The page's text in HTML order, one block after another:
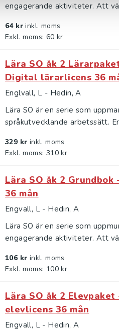
engagerande aktiviteter. Att
64 krinkl. moms
Exkl. moms: 60 kr
Lära SO åk 2
Digital lärarlicens 36
Englvall, L - Hedin, A
Lära SO är en serie som
språkutvecklande arbetssätt.
329 kr inkl. moms
Exkl. moms: 310 kr
Lära SO åk 2
36 mån
Engvall, L - Hedin, A
Lära SO är en serie som
engagerande aktiviteter. Att
106 kr inkl. moms
Exkl. moms: 100 kr
Lära SO åk 2
elevlicens 36 mån
Engvall, L - Hedin, A